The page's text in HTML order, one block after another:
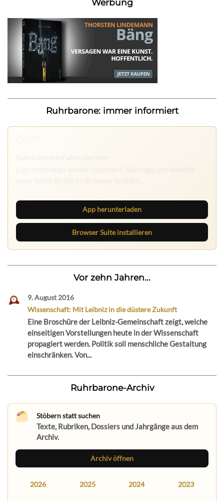
Werbung
Ruhrbarone: immer informiert
App herunterladen
Browser Suite installieren
Vor zehn Jahren...
9. August 2016
Wissenschaft: Mit Leibniz in die düstere Zukunft
Eine Broschüre der Leibniz-Gemeinschaft zeigt, welche
einseitigen Vorstellungen heute in der Wissenschaft
propagiert werden. Politik soll menschliche Gestaltung
einschränken. Von...
Ruhrbarone-Archiv
Stöbern statt suchen
Texte, Rubriken, Dossiers und Jahrgänge aus dem
Archiv.
Archiv öffnen
2026 2025 2024 2023